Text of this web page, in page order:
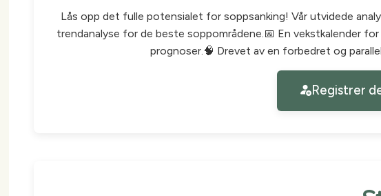
Lås opp det fulle potensialet for soppsanking! Vår utvidede
trendanalyse for de beste soppområdene.📅 En vekstkalender
prognoser.🧠 Drevet av en forbedret og
Registrer